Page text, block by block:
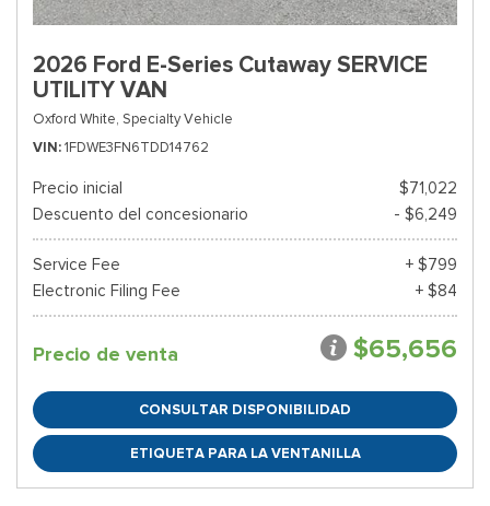
2026 Ford E-Series Cutaway SERVICE
UTILITY VAN
Oxford White, Specialty Vehicle
VIN 1FDWE3FN6TDD14762
Precio inicial
$71,022
Descuento del concesionario
- $6,249
Service Fee
+ $799
Electronic Filing Fee
+ $84
Precio de venta $65,656
CONSULTAR DISPONIBILIDAD
ETIQUETA PARA LA VENTANILLA